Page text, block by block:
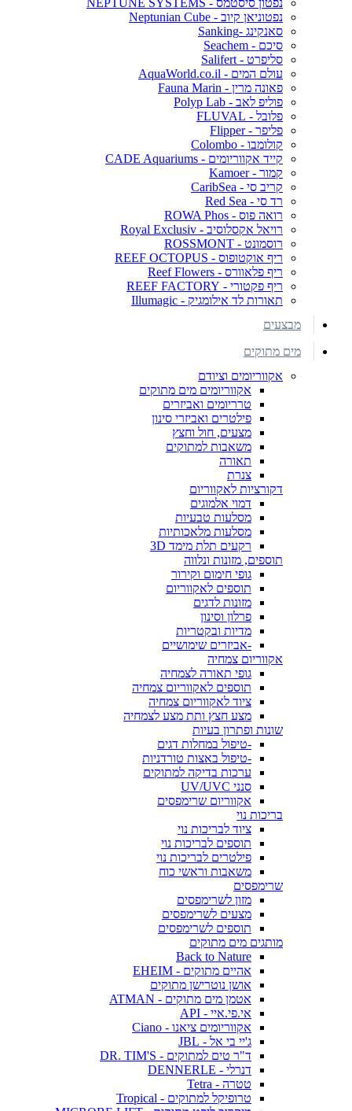
נפטוניאן קיוב - Neptunian Cube
סאנקינג -Sanking
סיכם - Seachem
סליפרט - Salifert
עולם המים - AquaWorld.co.il
פאונה מרין - Fauna Marin
פוליפ לאב - Polyp Lab
פלובל - FLUVAL
פליפר - Flipper
קולומבו - Colombo
קייד אקווריומים - CADE Aquariums
קמור - Kamoer
קריב סי - CaribSea
רד סי - Red Sea
רואה פוס - ROWA Phos
רויאל אקסלוסיב - Royal Exclusiv
רוסמונט - ROSSMONT
ריף אוקטופוס - REEF OCTOPUS
ריף פלאוורס - Reef Flowers
ריף פקטורי - REEF FACTORY
תאורות לד אילומגיק - Illumagic
מבצעים
מים מתוקים
אקווריומים וציודם
אקווריומים מים מתוקים
טרריומים ואביזרים
פילטרים ואביזרי סינון
מצעים, חול וחצץ
משאבות למתוקים
תאורה
צנרת
דקורציות לאקווריום
דמוי אלמוגים
מסלעות טבעיות
מסלעות מלאכותיות
רקעים תלת מימד 3D
תוספים, מזונות ונלווה
גופי חימום וקירור
תוספים לאקווריום
מזונות לדגים
פרלון וסינון
מדיות ובקטריות
-אביזרים שימושיים
אקווריום צמחיה
גופי תאורה לצמחיה
תוספים לאקווריום צמחיה
ציוד לאקווריום צמחיה
מצע חצץ ותת מצע לצמחיה
שונות ופתרון בעיות
-טיפול במחלות דגים
-טיפול באצות טורדניות
ערכות בדיקה למתוקים
סנני UV/UVC
אקווריום שרימפסים
בריכות נוי
ציוד לבריכות נוי
תוספים לבריכות נוי
פילטרים לבריכות נוי
משאבות וראשי כוח
שרימפסים
מזון לשרימפסים
מצעים לשרימפסים
תוספים לשרימפסים
מותגים מים מתוקים
Back to Nature
אהיים מתוקים - EHEIM
אושן נוטרישן מתוקים
אטמן מים מתוקים - ATMAN
אי.פי.איי - API
אקווריומים ציאנו - Ciano
ג'יי בי אל - JBL
ד"ר טים למתוקים - DR. TIM'S
דנרלי - DENNERLE
טטרה - Tetra
טרופיקל למתוקים - Tropical